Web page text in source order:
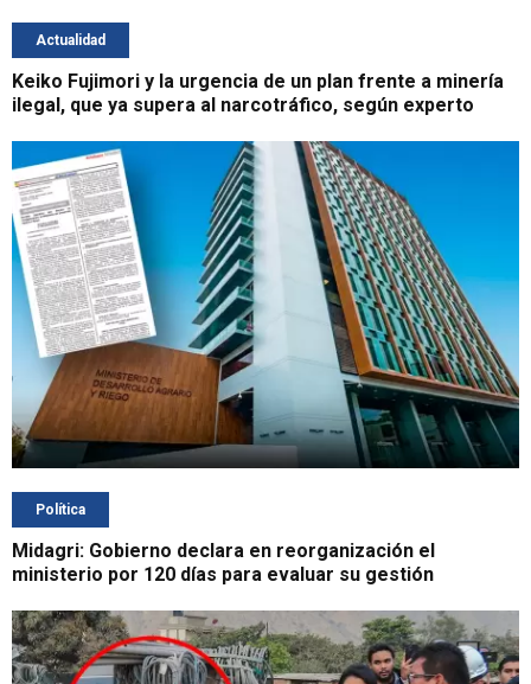
Actualidad
Keiko Fujimori y la urgencia de un plan frente a minería
ilegal, que ya supera al narcotráfico, según experto
Política
Midagri: Gobierno declara en reorganización el
ministerio por 120 días para evaluar su gestión